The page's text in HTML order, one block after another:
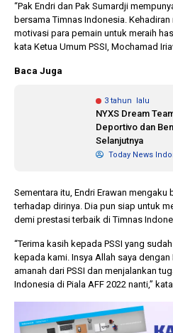
“Pak Endri dan Pak Sumardji
bersama Timnas Indonesia.
motivasi para pemain untuk meraih
kata Ketua Umum PSSI, Mochamad
Baca Juga
3 tahun lalu
NYXS Dream
Deportivo dan
Selanjutnya
Today News
Sementara itu, Endri Erawan mengaku
terhadap dirinya. Dia pun siap untuk
demi prestasi terbaik di Timnas
“Terima kasih kepada PSSI yang
kepada kami. Insya Allah saya
amanah dari PSSI dan menjalankan
Indonesia di Piala AFF 2022 nanti,”
Banyak Gugatan di
Pilkada 2024, Legislator